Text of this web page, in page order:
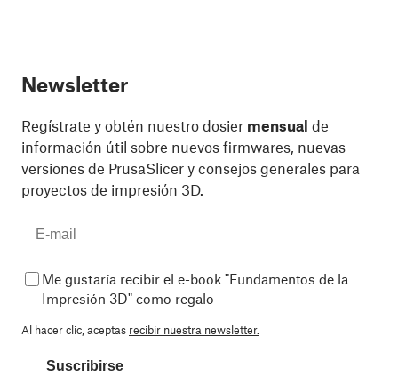
Newsletter
Regístrate y obtén nuestro dosier mensual de
información útil sobre nuevos firmwares, nuevas
versiones de PrusaSlicer y consejos generales para
proyectos de impresión 3D.
Me gustaría recibir el e-book "Fundamentos de la
Impresión 3D" como regalo
Al hacer clic, aceptas recibir nuestra newsletter.
Suscribirse